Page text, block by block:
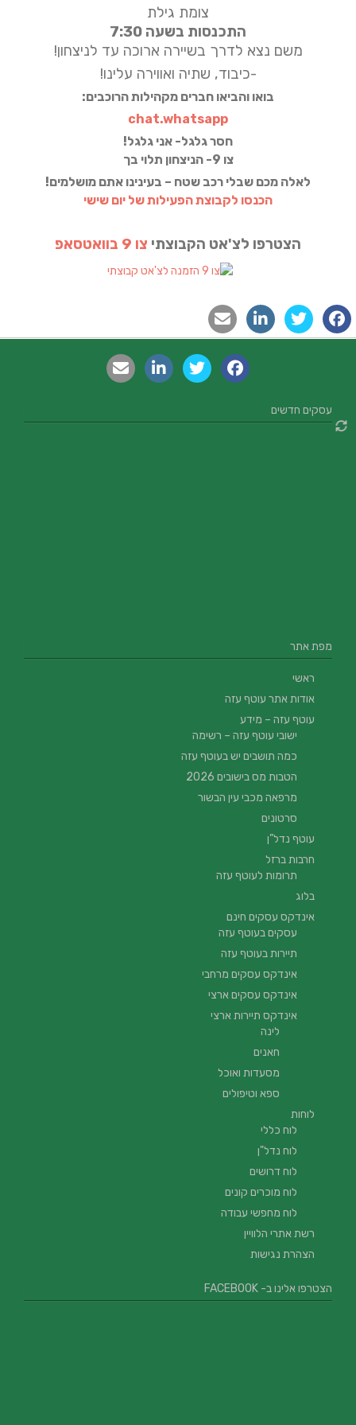
צומת גילת
התכנסות בשעה 7:30
משם נצא לדרך בשיירה ארוכה עד לניצחון!
-כיבוד, שתיה ואווירה עלינו!
בואו והביאו חברים מקהילות הרוכבים:
chat.whatsapp
חסר גלגל- אני גלגל!
צו 9- הניצחון תלוי בך
לאלה מכם שבלי רכב שטח – בעינינו אתם מושלמים!
הכנסו לקבוצת הפעילות של יום שישי
הצטרפו לצ'אט הקבוצתי צו 9 בוואטסאפ
עסקים חדשים
מפת אתר
ראשי
אודות אתר עוטף עזה
עוטף עזה – מידע
ישובי עוטף עזה – רשימה
כמה תושבים יש בעוטף עזה
הטבות מס בישובים 2026
מרפאה מכבי עין הבשור
סרטונים
עוטף נדל”ן
חרבות ברזל
תרומות לעוטף עזה
בלוג
אינדקס עסקים חינם
עסקים בעוטף עזה
תיירות בעוטף עזה
אינדקס עסקים מרחבי
אינדקס עסקים ארצי
אינדקס תיירות ארצי
לינה
חאנים
מסעדות ואוכל
ספא וטיפולים
לוחות
לוח כללי
לוח נדל"ן
לוח דרושים
לוח מוכרים קונים
לוח מחפשי עבודה
רשת אתרי הלוויין
הצהרת נגישות
הצטרפו אלינו ב- FACEBOOK